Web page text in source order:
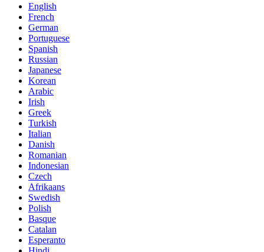
English
French
German
Portuguese
Spanish
Russian
Japanese
Korean
Arabic
Irish
Greek
Turkish
Italian
Danish
Romanian
Indonesian
Czech
Afrikaans
Swedish
Polish
Basque
Catalan
Esperanto